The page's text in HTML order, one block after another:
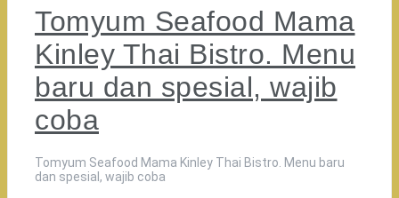
Tomyum Seafood Mama
Kinley Thai Bistro. Menu
baru dan spesial, wajib
coba
Tomyum Seafood Mama Kinley Thai Bistro. Menu baru
dan spesial, wajib coba